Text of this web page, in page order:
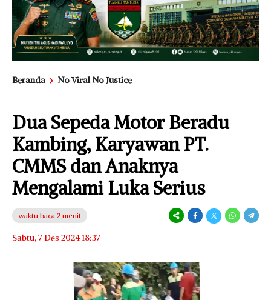
Beranda No Viral No Justice
Dua Sepeda Motor Beradu
Kambing, Karyawan PT.
CMMS dan Anaknya
Mengalami Luka Serius
waktu baca 2 menit
Sabtu, 7 Des 2024 18:37